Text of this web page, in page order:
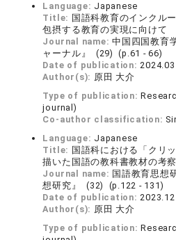
Language: Japanese
Title: 国語科教育のインクル
包摂する教育の実現に向けて
Journal name:中国四国教育
ャーナル』 (29) (p.61 - 66)
Date of publication:2024.03
Author(s): 原田 大介
Type of publication:
journal)
Co-author classification:
Language: Japanese
Title: 国語科における「クリ
描いた国語の教科書教材の考
Journal name: 国語教育思想
想研究』 (32) (p.122 - 131)
Date of publication:2023.12
Author(s): 原田 大介
Type of publication: